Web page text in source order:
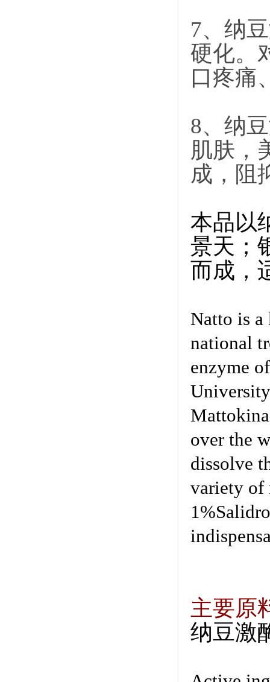
7、纳
硬化。
口疼痛
8、纳
肌肤，
成，阻
本品以
景天；
而成，
Natto is a
national
enzyme
over the
dissolve
variety of
主要原
纳豆激